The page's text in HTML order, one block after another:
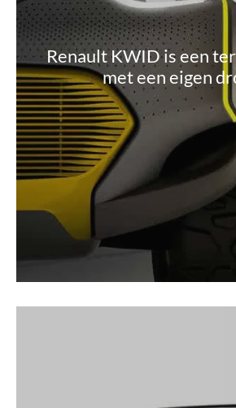
Renault KWID is een
met een eigen